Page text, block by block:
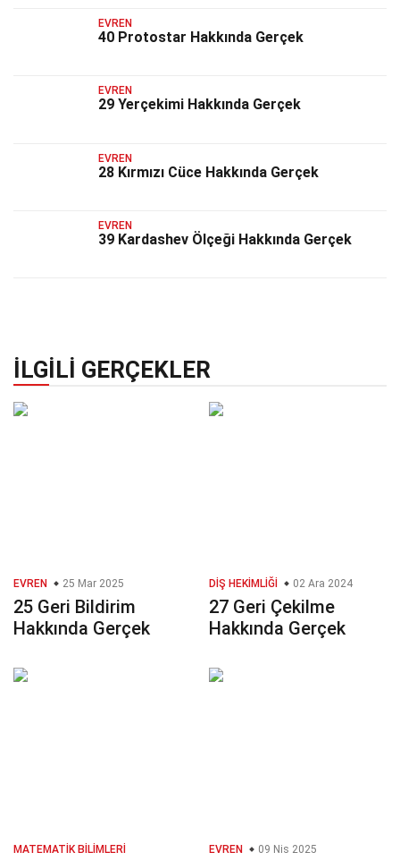
EVREN
40 Protostar Hakkında Gerçek
EVREN
29 Yerçekimi Hakkında Gerçek
EVREN
28 Kırmızı Cüce Hakkında Gerçek
EVREN
39 Kardashev Ölçeği Hakkında Gerçek
İLGILI GERÇEKLER
EVREN 25 Mar 2025
25 Geri Bildirim
Hakkında Gerçek
DIŞ HEKIMLIĞI 02 Ara 2024
27 Geri Çekilme
Hakkında Gerçek
MATEMATIK BILIMLERI
EVREN 09 Nis 2025